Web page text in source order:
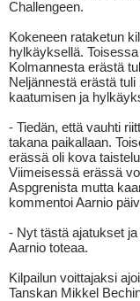
Challengeen.
Kokeneen rataketun
hylkäyksellä.
Kolmannesta erästä
Neljännestä erästä
kaatumisen ja
- Tiedän, että vauhti
takana paikallaan.
erässä oli kova
Viimeisessä erässä
Aspgrenista mutta
kommentoi Aarnio
- Nyt tästä ajatukset
Aarnio toteaa.
Kilpailun voittajaksi
Tanskan Mikkel